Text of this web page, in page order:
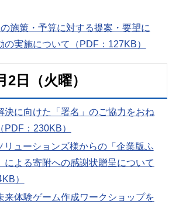
施策・予算に対する提案・要望に
の実施について（PDF：127KB）
2日（火曜）
決に向けた「署名」のご協力をおね
PDF：230KB）
リューションズ様からの「企業版ふ
による寄附への感謝状贈呈について
）
来体験ゲーム作成ワークショップを